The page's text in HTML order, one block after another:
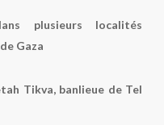
plusieurs localités
Gaza
Tikva, banlieue de Tel